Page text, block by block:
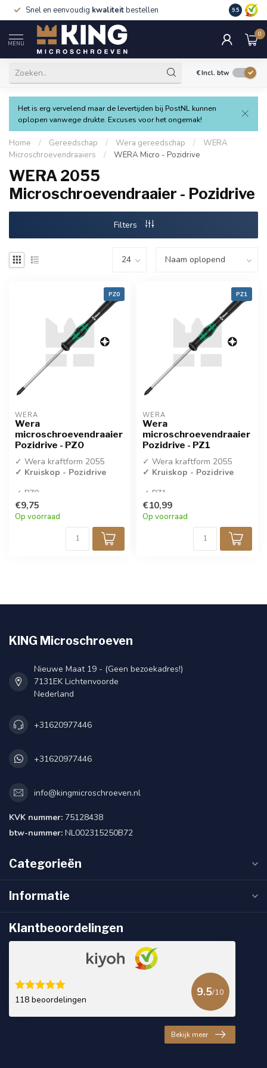
Snel en eenvoudig kwaliteitbestellen 9.5
MENU
0
€Incl. btw
Het is erg vervelend maar de levertijden bij PostNL kunnen
oplopen vanwege drukte. Excuses voor het ongemak!
Home / Gereedschap / Wera gereedschap /
WERA
Microschroevendraaiers
/ WERA Micro - Pozidrive
WERA 2055
Microschroevendraaier - Pozidrive
Filters
PZ0
WERA
Wera
microschroevendraaier
Pozidrive - PZ0
✓ Wera kraftform 2055
✓ Kruiskop - Pozidrive
✓ PZ0
✓ Per stuk verkocht
€9,75
Op voorraad
PZ1
WERA
Wera
microschroevendraaier
Pozidrive - PZ1
✓ Wera kraftform 2055
✓ Kruiskop - Pozidrive
✓ PZ1
✓ Per stuk verkocht
€10,99
Op voorraad
KING Microschroeven
Nieuwe Maat 19 - (Geen bezoekadres!)
7131EK Lichtenvoorde
Nederland
+31620977446
+31620977446
info@kingmicroschroeven.nl
KVK nummer: 75128438
btw-nummer: NL002315250B72
Categorieën
Informatie
Klantbeoordelingen
118 beoordelingen
9.5/10
Bekijk meer